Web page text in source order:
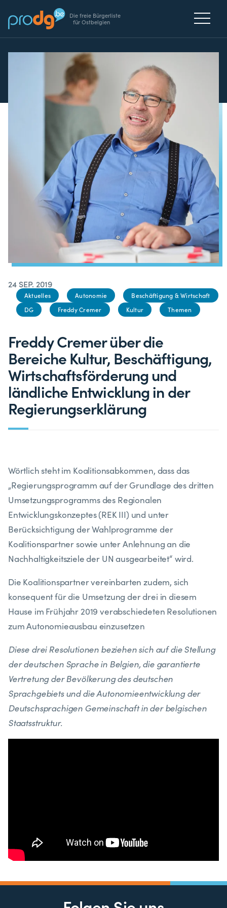
Die freie Bürgerliste
für Ostbelgien
24 SEP. 2019
Aktuelles Autonomie
Beschäftigung & Wirtschaft
DG
Freddy Cremer Kultur Themen
Freddy Cremer über die
Bereiche Kultur, Beschäftigung,
Wirtschaftsförderung und
ländliche Entwicklung in der
Regierungserklärung
Wörtlich steht im Koalitionsabkommen, dass das
„Regierungsprogramm auf der Grundlage des dritten
Umsetzungsprogramms des Regionalen
Entwicklungskonzeptes (REK III) und unter
Berücksichtigung der Wahlprogramme der
Koalitionspartner sowie unter Anlehnung an die
Nachhaltigkeitsziele der UN ausgearbeitet“ wird.
Die Koalitionspartner vereinbarten zudem, sich
konsequent für die Umsetzung der drei in diesem
Hause im Frühjahr 2019 verabschiedeten Resolutionen
zum Autonomieausbau einzusetzen
Diese drei Resolutionen beziehen sich auf die Stellung
der deutschen Sprache in Belgien, die garantierte
Vertretung der Bevölkerung des deutschen
Sprachgebiets und die Autonomieentwicklung der
Deutschsprachigen Gemeinschaft in der belgischen
Staatsstruktur.